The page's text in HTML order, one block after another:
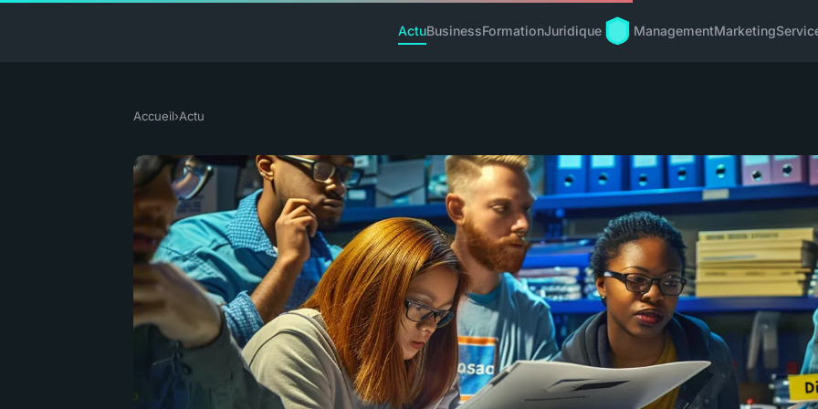
ActuBusinessFormationJuridique ManagementMarketing
Accueil›Actu